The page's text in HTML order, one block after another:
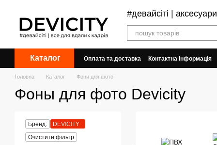
#девайсіті |
Каталог Оплата та доставка Контактна інформація
Обмін та повернення
Угода користувача
Головна Каталог Фони для фото
Фоны для фото Devicity
Бренд:
DEVICITY
Очистити фільтр